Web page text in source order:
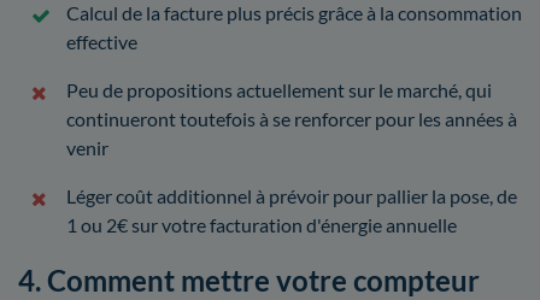
Calcul de la facture plus précis grâce à la consommation
effective
Peu de propositions actuellement sur le marché, qui
continueront toutefois à se renforcer pour les années à
venir
Léger coût additionnel à prévoir pour pallier la pose, de
1 ou 2€ sur votre facturation d'énergie annuelle
4. Comment mettre votre compteur